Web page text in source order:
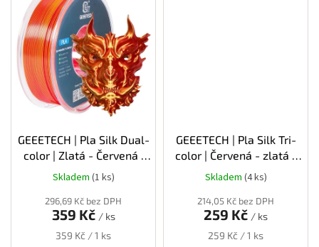
GEEETECH | Pla Silk Dual-
color | Zlatá - Červená |
1.75mm | 1kg
Skladem (1 ks)
296,69 Kč bez DPH
359 Kč / ks
Měrná
359 Kč / 1 ks
GEEETECH | Pla Silk Tri-
color | Červená - zlatá -
černá | 1.75mm | 1kg
Skladem (4 ks)
214,05 Kč bez DPH
259 Kč / ks
Měrná
259 Kč / 1 ks